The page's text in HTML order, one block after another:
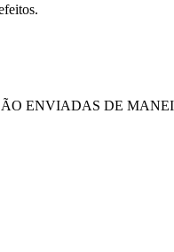
ENVIADAS DE